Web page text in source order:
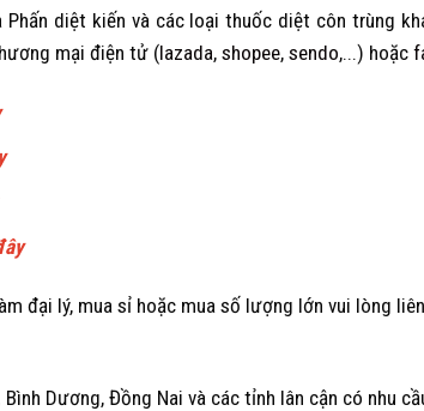
diệt kiến và các loại thuốc diệt côn trùng
mại điện tử (lazada, shopee, sendo,...) hoặc
đại lý, mua sỉ hoặc mua số lượng lớn vui lòng
Bình Dương, Đồng Nai và các tỉnh lân cận có nhu